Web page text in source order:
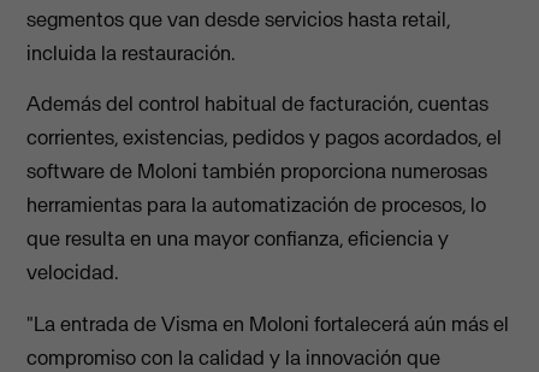
segmentos que van desde servicios hasta retail,
incluida la restauración.
Además del control habitual de facturación, cuentas
corrientes, existencias, pedidos y pagos acordados, el
software de Moloni también proporciona numerosas
herramientas para la automatización de procesos, lo
que resulta en una mayor confianza, eficiencia y
velocidad.
"La entrada de Visma en Moloni fortalecerá aún más el
compromiso con la calidad y la innovación que